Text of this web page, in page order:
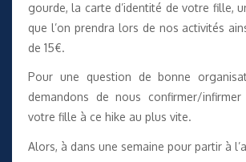
gourde, la carte d’identité de votre fille,
que l’on prendra lors de nos activités
de 15€.
Pour une question de bonne
demandons de nous confirmer/
votre fille à ce hike au plus vite.
Alors, à dans une semaine pour partir à